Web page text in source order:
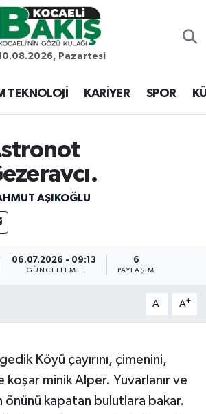
Pazartesi
TEKNOLOJİ KARİYER SPOR
AŞIKOĞLU
06.07.2026 - 09:13
GÜNCELLEME
6
PAYLAŞIM
A- A+
Köyü çayırını, çimenini,
koşar minik Alper. Yuvarlanır ve
önünü kapatan bulutlara bakar.
Eczaneler
Durumu
Durumu ve Fikstür